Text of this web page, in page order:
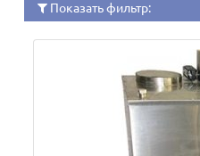
Показать фильтр: